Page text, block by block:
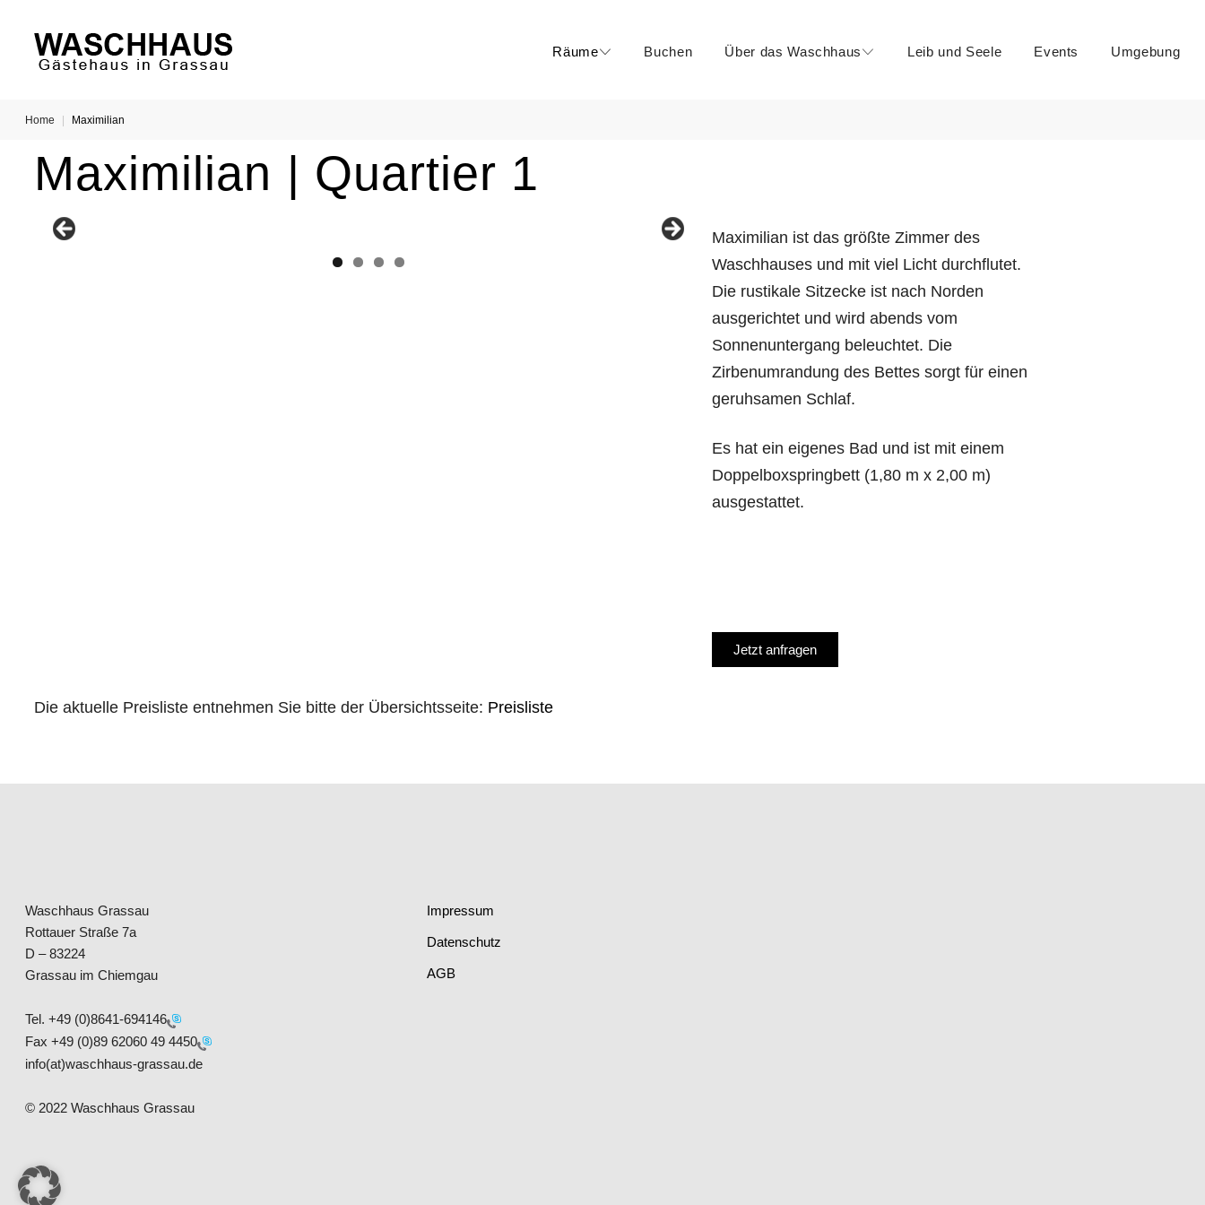
Räume Buchen Über das Waschhaus Leib und Seele Events Umgebung
Home Maximilian
Maximilian | Quartier 1
Maximilian ist das größte Zimmer des
Waschhauses und mit viel Licht durchflutet.
Die rustikale Sitzecke ist nach Norden
ausgerichtet und wird abends vom
Sonnenuntergang beleuchtet. Die
Zirbenumrandung des Bettes sorgt für einen
geruhsamen Schlaf.
Es hat ein eigenes Bad und ist mit einem
Doppelboxspringbett (1,80 m x 2,00 m)
ausgestattet.
Jetzt anfragen
Die aktuelle Preisliste entnehmen Sie bitte der Übersichtsseite: Preisliste
Waschhaus Grassau
Rottauer Straße 7a
D – 83224
Grassau im Chiemgau
Tel. +49 (0)8641-694146
Fax +49 (0)89 62060 49 4450
info(at)waschhaus-grassau.de
© 2022 Waschhaus Grassau
Impressum
Datenschutz
AGB